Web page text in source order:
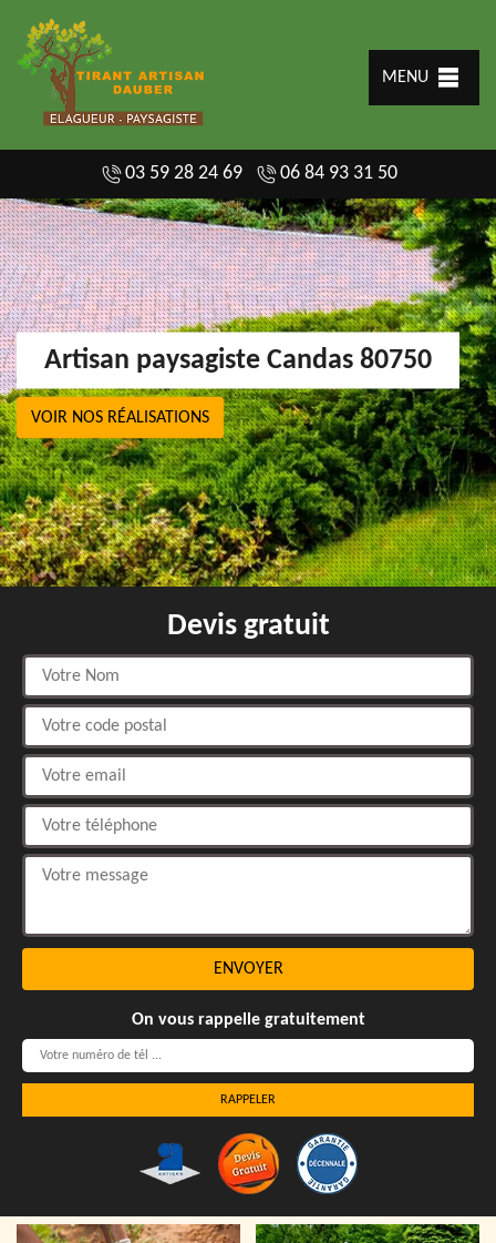
MENU
03 59 28 24 69 06 84 93 31 50
Artisan paysagiste Candas 80750
VOIR NOS RÉALISATIONS
Devis gratuit
On vous rappelle gratuitement